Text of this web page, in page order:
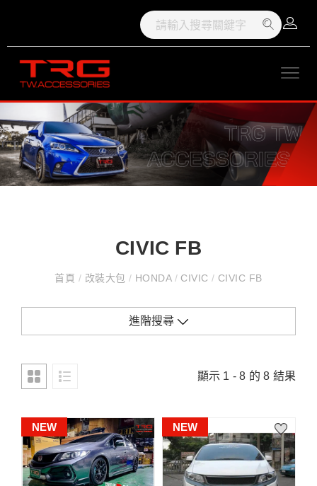
CIVIC FB
首頁 / 改裝大包 / HONDA /CIVIC/ CIVIC FB
進階搜尋
顯示 1 - 8 的 8 結果
NEW NEW